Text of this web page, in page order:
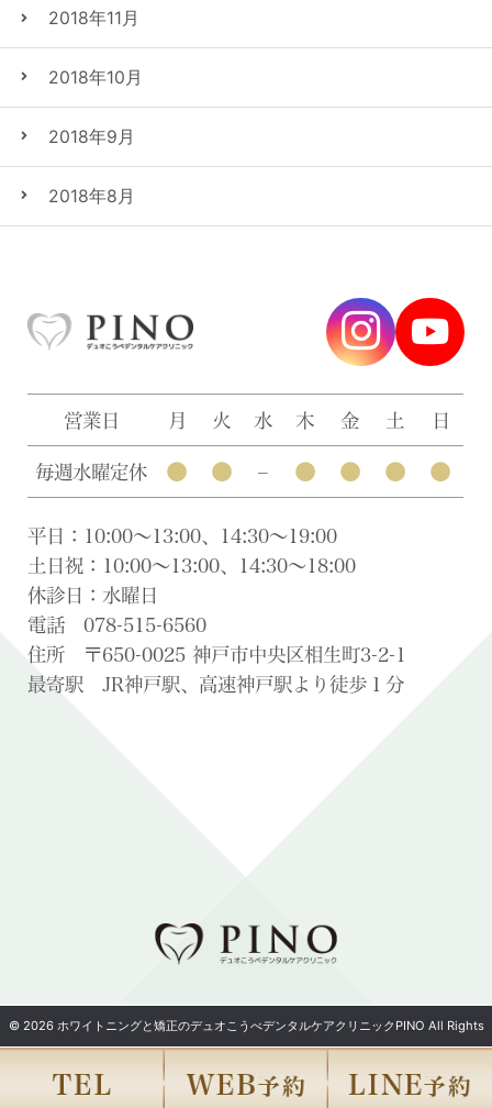
2018年11月
2018年10月
2018年9月
2018年8月
営業日 月 火 水 木 金 土 日
毎週水曜定休 ● ● – ● ● ● ●
平日：10:00〜13:00、14:30〜19:00
土日祝：10:00〜13:00、14:30〜18:00
休診日：水曜日
電話 078-515-6560
住所 〒650-0025 神戸市中央区相生町3-2-1
最寄駅 JR神戸駅、高速神戸駅より徒歩１分
© 2026 ホワイトニングと矯正のデュオこうべデンタルケアクリニックPINO All Rights